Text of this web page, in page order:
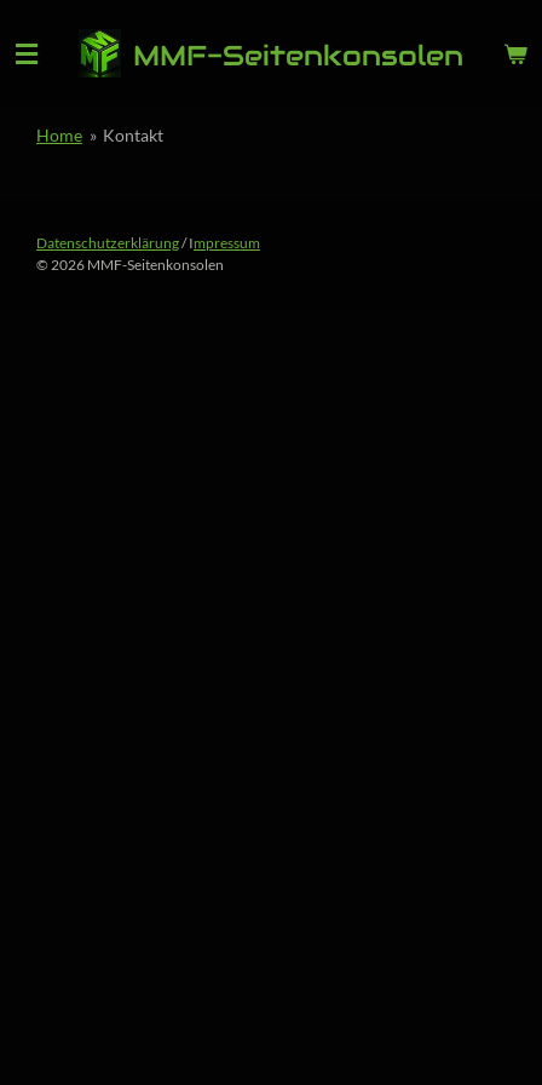
Hauptinhalt
MMF-Seitenkonsolen
Home » Kontakt
Datenschutzerklärung/ Impressum
© 2026 MMF-Seitenkonsolen